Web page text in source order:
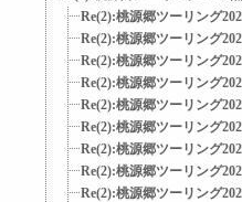
Re(2):桃源郷ツーリング
Re(2):桃源郷ツーリング
Re(2):桃源郷ツーリング
Re(2):桃源郷ツーリング
Re(2):桃源郷ツーリング
Re(2):桃源郷ツーリング
Re(2):桃源郷ツーリング
Re(2):桃源郷ツーリング
Re(2):桃源郷ツーリング